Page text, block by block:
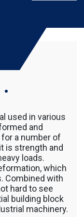
ฟฟา
อ
านทั่วไป
รื่องจักรรุ่น
านที่คุ้มค่า
ย ตัก
ร โดยรถ
bed) ขนส่ง
หิน ทราย
Komatsu
ZW
312 แบ็ค
200 PC
ว SK 200
านหิน
กแร่ ตัก
รถเทลเลอร์
used in various
and
a number of
is strength and
loads.
which
Combined with
hard to see
building block
machinery.